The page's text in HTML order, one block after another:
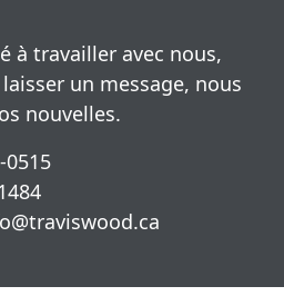
à travailler avec nous,
un message, nous
nouvelles.
0515